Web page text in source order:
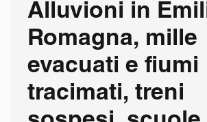
Alluvioni in
Romagna, mille
evacuati e fiumi
tracimati, treni